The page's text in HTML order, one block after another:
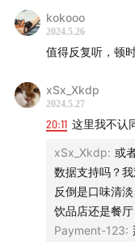
kokooo
2024.5.26
值得反复听，顿
xSx_Xkdp
2024.5.27
20:11 这里我不认
xSx_Xkdp: 或
数据支持吗？
反倒是口味清
饮品店还是餐厅
Payment-123: